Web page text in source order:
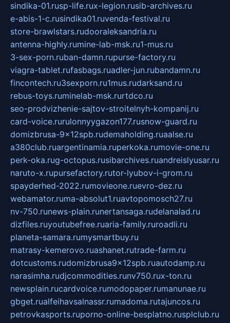
sindika-01.rusp-life.rux-legion.rusib-archives.ru
e-abis-1-c.rusindika01.ruvenda-festival.ru
store-brawlstars.rudooraleksandria.ru
antenna-highly.rumine-lab-msk.ru1-mus.ru
3-sex-porn.ruban-damn.rupurse-factory.ru
viagra-tablet.rufasbags.ruadler-jun.rubandamn.ru
fincontech.ru3sexporn.ru1mus.rudarksand.ru
rebus-toys.ruminelab-msk.rurtdco.ru
seo-prodvizhenie-sajtov-stroitelnyh-kompanij.ru
card-voice.rurulonnyygazon177.rusnow-guard.ru
domizbrusa-9x12spb.rudemaholding.ruaalse.ru
a380club.ruargentinamia.ruperkoka.rumovie-one.ru
perk-oka.rug-octopus.rusibarchives.ruandreislyusar.ru
naruto-x.rupursefactory.rutor-lyubov-i-grom.ru
spayderhed-2022.rumovieone.ruevro-dez.ru
webamator.ruma-absolut1.ruavtopomosch27.ru
nv-750.runews-plain.runertansaga.rudelanalad.ru
dizfiles.ruyoutubefree.ruaria-family.ruroadli.ru
planeta-samara.rumysmartbuy.ru
matrasy-kemerovo.ruashanet.rutrade-farm.ru
dotcustoms.rudomizbrusa9x12spb.ruautodamp.ru
narasimha.rudjcommodities.runv750.rux-ton.ru
newsplain.rucardvoice.rumodopaper.rumanunae.ru
gbget.rualfeihavsalnassr.rumadoma.rutajuncos.ru
petrovkasports.ruporno-online-besplatno.rusplclub.ru